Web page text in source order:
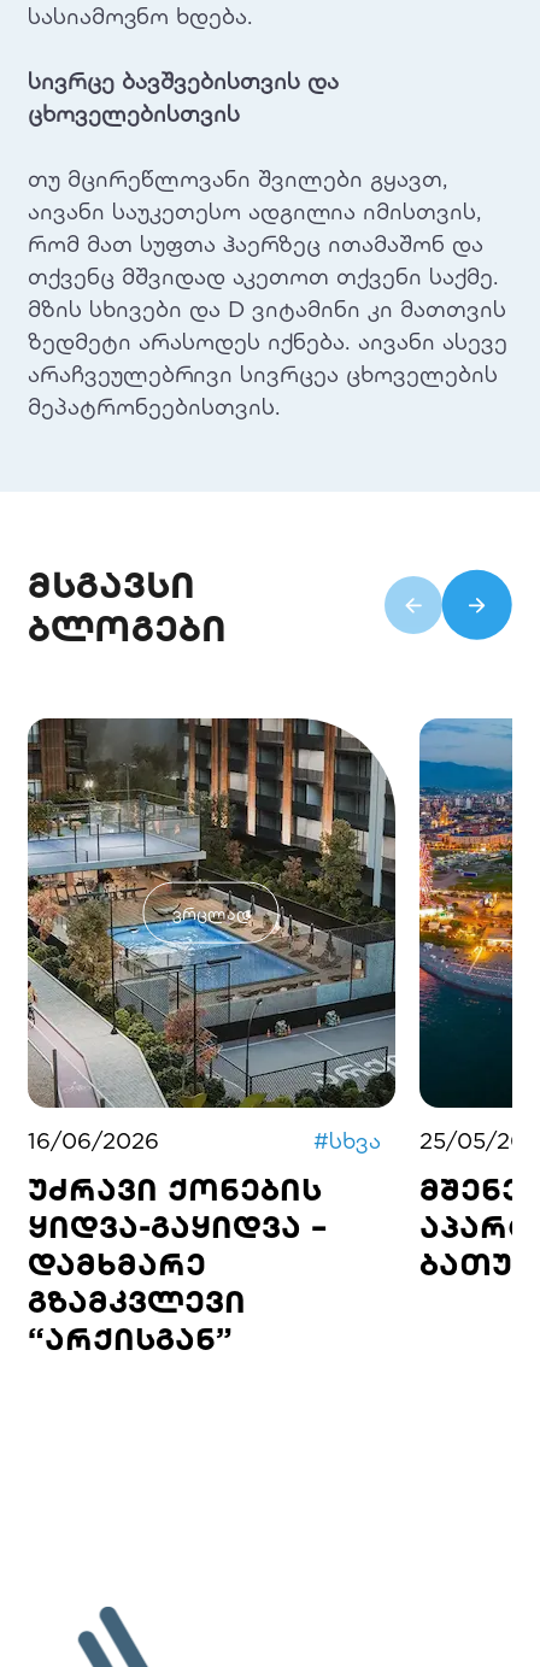
სასიამოვნო ხდება.
სივრცე ბავშვებისთვის და
ცხოველებისთვის
თუ მცირეწლოვანი შვილები გყავთ,
აივანი საუკეთესო ადგილია იმისთვის,
რომ მათ სუფთა ჰაერზეც ითამაშონ და
თქვენც მშვიდად აკეთოთ თქვენი საქმე.
მზის სხივები და D ვიტამინი კი მათთვის
ზედმეტი არასოდეს იქნება. აივანი ასევე
არაჩვეულებრივი სივრცეა ცხოველების
მეპატრონეებისთვის.
მსგავსი
ბლოგები
ვრცლად
16/06/2026 #სხვა
უძრავი ქონების
ყიდვა-გაყიდვა –
დამხმარე
გზამკვლევი
“არქისგან”
25/05/